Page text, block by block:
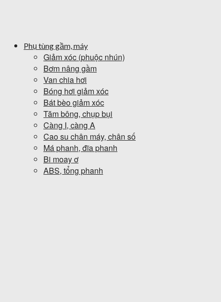
Phụ tùng gầm, máy
Giảm xóc (phuộc nhún)
Bơm nâng gầm
Van chia hơi
Bóng hơi giảm xóc
Bát bèo giảm xóc
Tăm bông, chụp bụi
Càng I, càng A
Cao su chân máy, chân số
Má phanh, đĩa phanh
Bi moay ơ
ABS, tổng phanh